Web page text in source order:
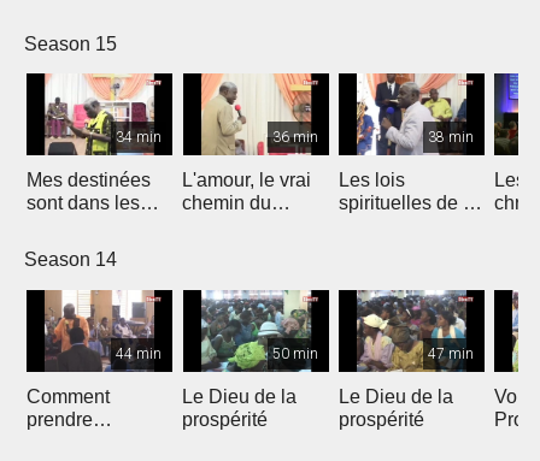
Season 15
34 min
Mes destinées
sont dans les
36 min
L'amour, le vrai
chemin du
38 min
Les lois
spirituelles de la
Les
Season 14
44 min
Comment
prendre
50 min
Le Dieu de la
prospérité
47 min
Le Dieu de la
prospérité